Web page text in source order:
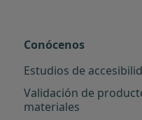
Conócenos
Estudios de
Validación de
materiales